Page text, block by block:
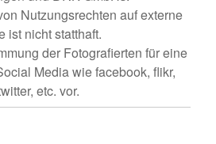
Nutzungsrechten auf externe
ist nicht statthaft.
der Fotografierten für eine
Media wie facebook, flikr,
etc. vor.